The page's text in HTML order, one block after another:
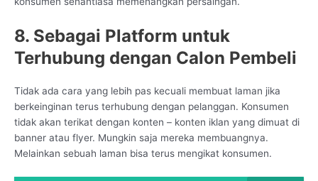
8. Sebagai Platform untuk
Terhubung dengan Calon Pembeli
Tidak ada cara yang lebih pas kecuali membuat laman jika
berkeinginan terus terhubung dengan pelanggan. Konsumen
tidak akan terikat dengan konten – konten iklan yang dimuat di
banner atau flyer. Mungkin saja mereka membuangnya.
Melainkan sebuah laman bisa terus mengikat konsumen.
CS Lenteraweb